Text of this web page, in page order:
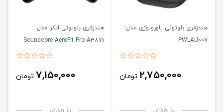
هندزفری بلوتوثی پاورولوژی مدل
PWLAU007
2,750,000 تومان
هندزفری بلوتوثی انکر مدل
Soundcore AeroFit Pro A3871
7,150,000 تومان